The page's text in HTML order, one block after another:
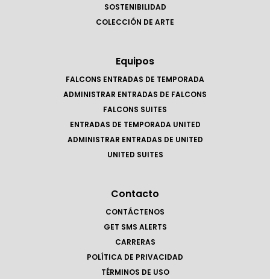
SOSTENIBILIDAD
COLECCIÓN DE ARTE
Equipos
FALCONS ENTRADAS DE TEMPORADA
ADMINISTRAR ENTRADAS DE FALCONS
FALCONS SUITES
ENTRADAS DE TEMPORADA UNITED
ADMINISTRAR ENTRADAS DE UNITED
UNITED SUITES
Contacto
CONTÁCTENOS
GET SMS ALERTS
CARRERAS
POLÍTICA DE PRIVACIDAD
TÉRMINOS DE USO